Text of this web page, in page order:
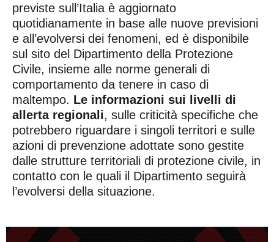
previste sull’Italia è aggiornato
quotidianamente in base alle nuove previsioni
e all’evolversi dei fenomeni, ed è disponibile
sul sito del Dipartimento della Protezione
Civile, insieme alle norme generali di
comportamento da tenere in caso di
maltempo. Le informazioni sui livelli di
allerta regionali, sulle criticità specifiche che
potrebbero riguardare i singoli territori e sulle
azioni di prevenzione adottate sono gestite
dalle strutture territoriali di protezione civile, in
contatto con le quali il Dipartimento seguirà
l’evolversi della situazione.